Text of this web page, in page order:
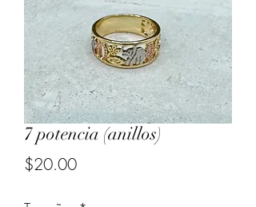
7 potencia (anillos)
$20.00Price